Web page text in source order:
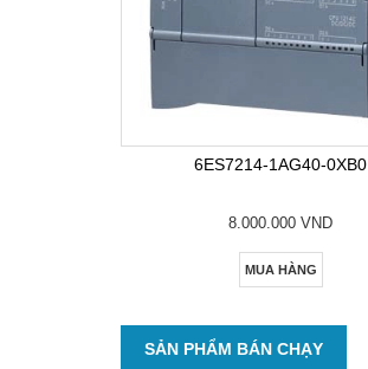
6ES7214-1AG40-0XB0
8.000.000 VND
MUA HÀNG
SẢN PHẨM BÁN CHẠY